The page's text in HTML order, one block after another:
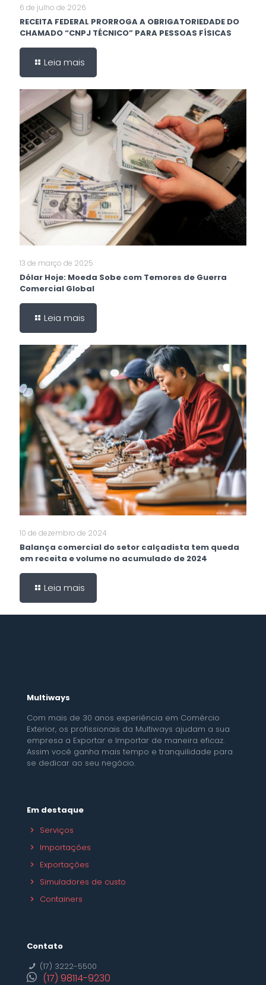
6 de julho de 2026
RECEITA FEDERAL PRORROGA A OBRIGATORIEDADE DO
CHAMADO “CNPJ TÉCNICO” PARA PESSOAS FÍSICAS
Leia mais
13 de março de 2025
Dólar Hoje: Moeda Sobe com Temores de Guerra
Comercial Global
Leia mais
10 de dezembro de 2024
Balança comercial do setor calçadista tem queda
em receita e volume no acumulado de 2024
Leia mais
Multiways
Com mais de 30 anos experiência em Comércio
Exterior, os profissionais da Multiways ajudam a sua
empresa a Exportar e Importar de maneira eficaz.
Assim você ganha mais tempo e tranquilidade para
se dedicar ao seu negócio.
Em destaque
Serviços
Importações
Exportações
Simuladores de custo
Containers
Contato
(17) 3222-5500
(17) 98114-9230